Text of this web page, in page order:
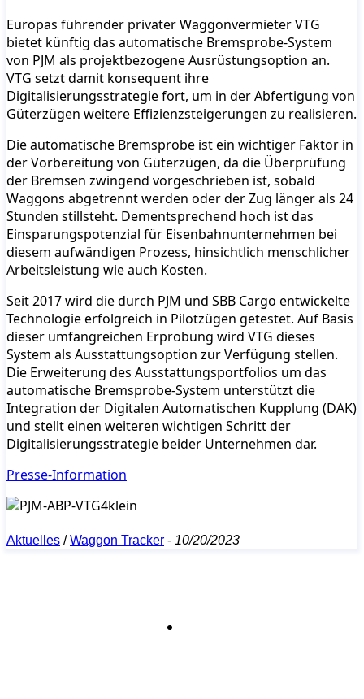
Europas führender privater Waggonvermieter VTG
bietet künftig das automatische Bremsprobe-System
von PJM als projektbezogene Ausrüstungsoption an.
VTG setzt damit konsequent ihre
Digitalisierungsstrategie fort, um in der Abfertigung von
Güterzügen weitere Effizienzsteigerungen zu realisieren.
Die automatische Bremsprobe ist ein wichtiger Faktor in
der Vorbereitung von Güterzügen, da die Überprüfung
der Bremsen zwingend vorgeschrieben ist, sobald
Waggons abgetrennt werden oder der Zug länger als 24
Stunden stillsteht. Dementsprechend hoch ist das
Einsparungspotenzial für Eisenbahnunternehmen bei
diesem aufwändigen Prozess, hinsichtlich menschlicher
Arbeitsleistung wie auch Kosten.
Seit 2017 wird die durch PJM und SBB Cargo entwickelte
Technologie erfolgreich in Pilotzügen getestet. Auf Basis
dieser umfangreichen Erprobung wird VTG dieses
System als Ausstattungsoption zur Verfügung stellen.
Die Erweiterung des Ausstattungsportfolios um das
automatische Bremsprobe-System unterstützt die
Integration der Digitalen Automatischen Kupplung (DAK)
und stellt einen weiteren wichtigen Schritt der
Digitalisierungsstrategie beider Unternehmen dar.
Presse-Information
Aktuelles /Waggon Tracker - 10/20/2023